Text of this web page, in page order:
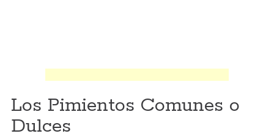
Los Pimientos Comunes o
Dulces